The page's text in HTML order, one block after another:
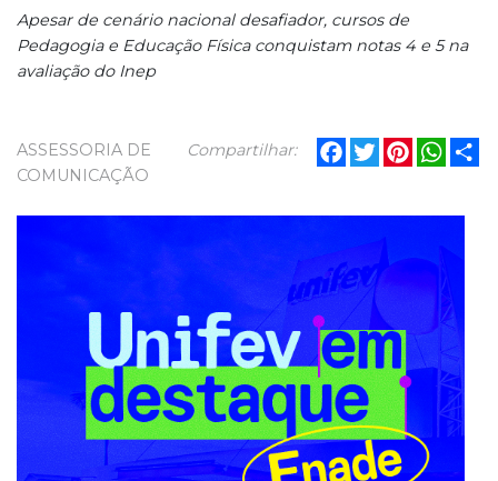
Apesar de cenário nacional desafiador, cursos de
Pedagogia e Educação Física conquistam notas 4 e 5 na
avaliação do Inep
Compartilhar: Facebook
TwitterPinterest
ASSESSORIA DE
COMUNICAÇÃO